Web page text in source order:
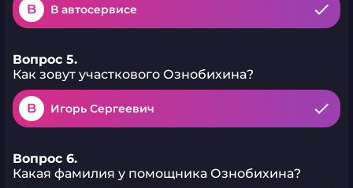
B В автосервисе
Вопрос 5.
Как зовут участкового Ознобихина?
B Игорь Сергеевич
Вопрос 6.
Какая фамилия у помощника Ознобихина?